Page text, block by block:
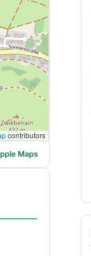
contributors
Maps